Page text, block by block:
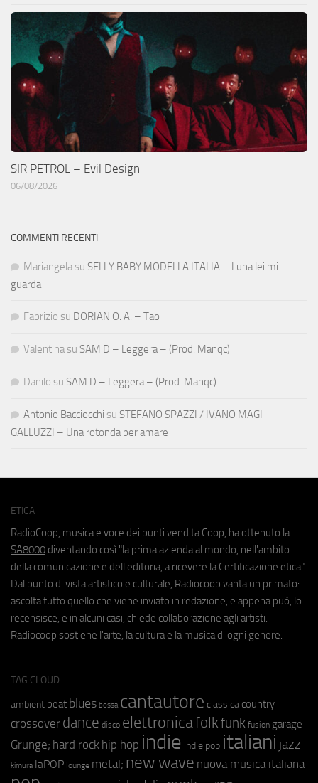
SIR PETROL – Evil Design
06/08/2026
COMMENTI RECENTI
Mariangela su SELLY BABY MODELLA ITALIA – Luna lei mi
guarda
Fabrizio su DORIAN O. A. – Tao
Valentina su SAM D – Leggera – (Prod. Manqc)
Danilo su SAM D – Leggera – (Prod. Manqc)
Antonio Bacciocchi su STEFANO SPAZZI / IVANO MAGI
GALLUZZI – Una rotonda per amare
ETICA
RadioCoop, musica e voce dei punti vendita Coop, ha ottenuto la
SA8000 diventando così "la prima azienda al mondo, nell'ambito
della comunicazione e dell'editoria, a ricevere la Certificazione etica".
Dal punto di vista artistico e culturale, Radiocoop vanta un primato:
ascolta tutto quello che viene inviato in redazione, e appena può, lo
recensisce, e in alcuni casi, chiede collaborazione agli artisti.
Radiocoop sostiene l'arte, la cultura e la musica di ogni genere.
TAG CLOUD
ambient beat blues bossa cantautore classica country
crossover dance disco elettronicafolkfunk fusion garage
Grunge; hard rock hip hop indie indie pop italiani jazz
kimura laPOP lounge metal; new wave nuova musica italiana